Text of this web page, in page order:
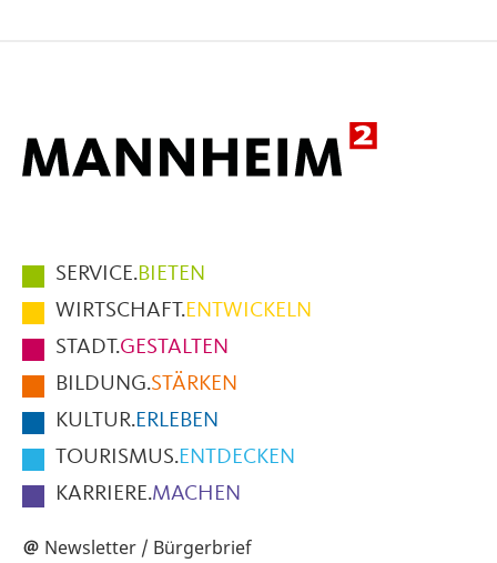
Hauptmenüpunkte
im
Fußbereich
der
Seite
SERVICE.BIETEN
WIRTSCHAFT.ENTWICKELN
STADT.GESTALTEN
BILDUNG.STÄRKEN
KULTUR.ERLEBEN
TOURISMUS.ENTDECKEN
KARRIERE.MACHEN
Newsletter / Bürgerbrief